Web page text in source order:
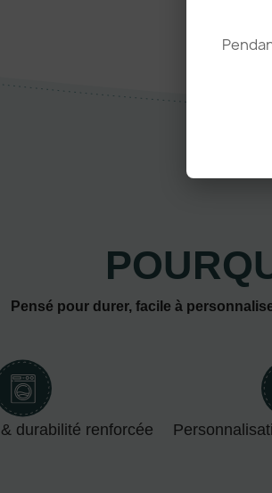
Pensé pour durer, facile à
durabilité renforcée